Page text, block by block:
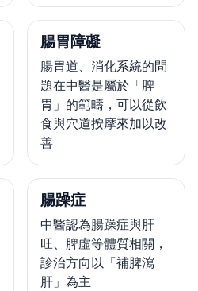
腸胃障礙
腸胃道、消化系統的問
題在中醫是屬於「脾
胃」的範疇，可以從飲
食與穴道按摩來加以改
善
腸躁症
中醫認為腸躁症與肝
旺、脾虛等體質相關，
診治方向以「補脾瀉
肝」為主